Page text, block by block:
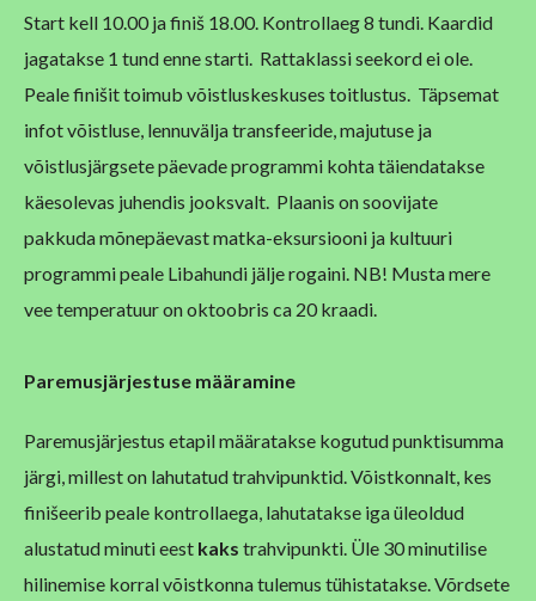
Start kell 10.00 ja finiš 18.00. Kontrollaeg 8 tundi. Kaardid
jagatakse 1 tund enne starti. Rattaklassi seekord ei ole.
Peale finišit toimub võistluskeskuses toitlustus. Täpsemat
infot võistluse, lennuvälja transfeeride, majutuse ja
võistlusjärgsete päevade programmi kohta täiendatakse
käesolevas juhendis jooksvalt. Plaanis on soovijate
pakkuda mõnepäevast matka-eksursiooni ja kultuuri
programmi peale Libahundi jälje rogaini. NB! Musta mere
vee temperatuur on oktoobris ca 20 kraadi.
Paremusjärjestuse määramine
Paremusjärjestus etapil määratakse kogutud punktisumma
järgi, millest on lahutatud trahvipunktid. Võistkonnalt, kes
finišeerib peale kontrollaega, lahutatakse iga üleoldud
alustatud minuti eest kaks trahvipunkti. Üle 30 minutilise
hilinemise korral võistkonna tulemus tühistatakse. Võrdsete